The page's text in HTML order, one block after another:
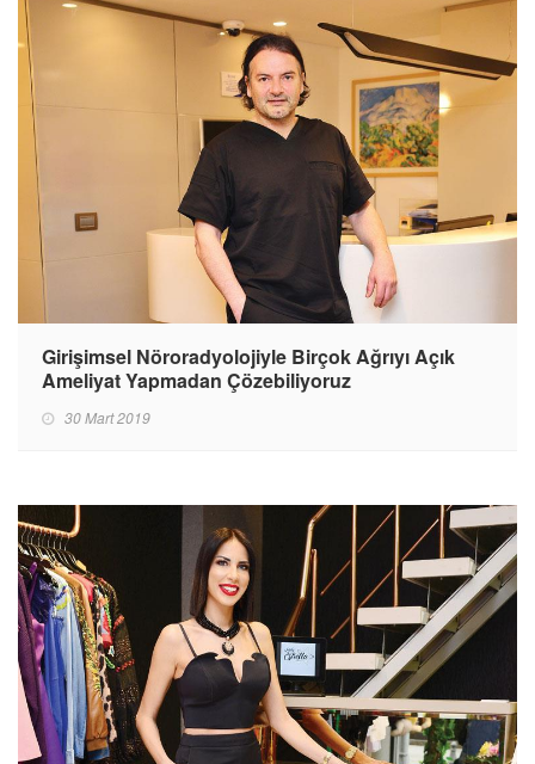
Girişimsel Nöroradyolojiyle Birçok Ağrıyı Açık
Ameliyat Yapmadan Çözebiliyoruz
30 Mart 2019